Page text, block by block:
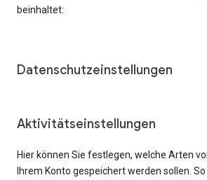
beinhaltet:
Datenschutzeinstellungen
Aktivitätseinstellungen
Hier können Sie festlegen, welche Arten
Ihrem Konto gespeichert werden sollen.